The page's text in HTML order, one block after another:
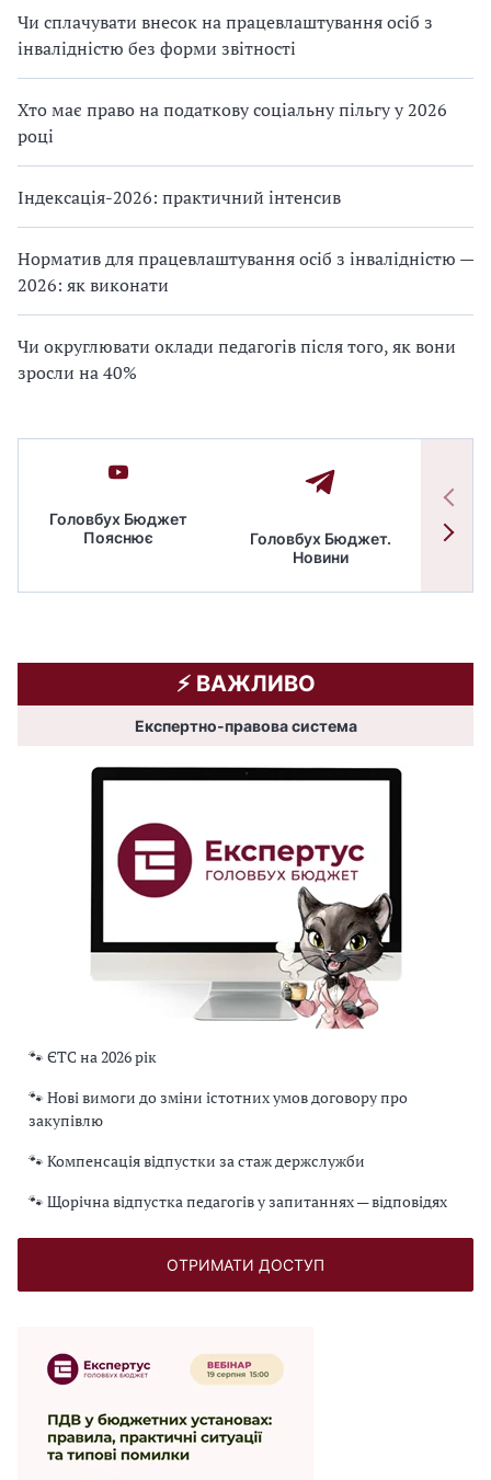
Чи сплачувати внесок на працевлаштування осіб з
інвалідністю без форми звітності
Хто має право на податкову соціальну пільгу у 2026
році
Індексація-2026: практичний інтенсив
Норматив для працевлаштування осіб з інвалідністю —
2026: як виконати
Чи округлювати оклади педагогів після того, як вони
зросли на 40%
Головбух Бюджет
Пояснює
Головбух Бюджет.
Новини
⚡️ ВАЖЛИВО
Експертно-правова система
🐾 ЄТС на 2026 рік
🐾 Нові вимоги до зміни істотних умов договору про
закупівлю
🐾 Компенсація відпустки за стаж держслужби
🐾 Щорічна відпустка педагогів у запитаннях — відповідях
ОТРИМАТИ ДОСТУП